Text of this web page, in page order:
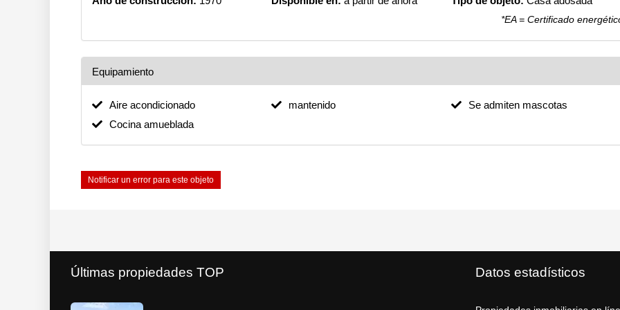
*EA = Certificado
Equipamiento
Aire acondicionado mantenido
Se admiten mascotas
Cocina amueblada
Notificar un error para este objeto
Últimas propiedades TOP Datos estadísticos